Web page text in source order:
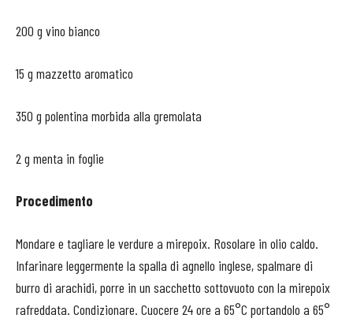
200 g vino bianco
15 g mazzetto aromatico
350 g polentina morbida alla gremolata
2 g menta in foglie
Procedimento
Mondare e tagliare le verdure a mirepoix. Rosolare in olio caldo.
Infarinare leggermente la spalla di agnello inglese, spalmare di
burro di arachidi, porre in un sacchetto sottovuoto con la mirepoix
rafreddata. Condizionare. Cuocere 24 ore a 65°C portandolo a 65°